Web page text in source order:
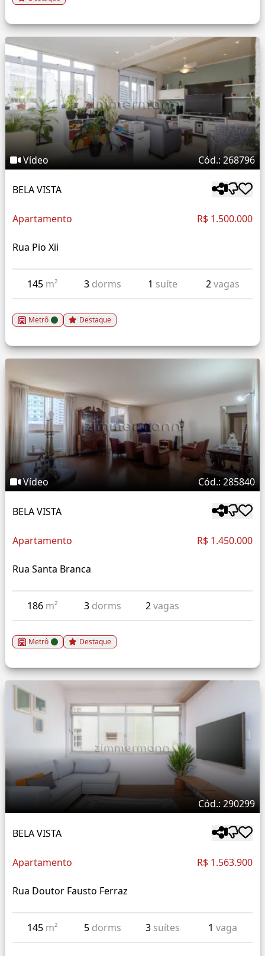
Vídeo Cód.: 268796
BELA VISTA
Apartamento R$ 1.500.000
Rua Pio Xii
145 m² 3 dorms 1 suíte 2vagas
Metrô Destaque
Vídeo Cód.: 285840
BELA VISTA
Apartamento R$ 1.450.000
Rua Santa Branca
186 m² 3 dorms 2vagas
Metrô Destaque
Cód.: 290299
BELA VISTA
Apartamento R$ 1.563.900
Rua Doutor Fausto Ferraz
145 m² 5 dorms 3 suítes 1 vaga